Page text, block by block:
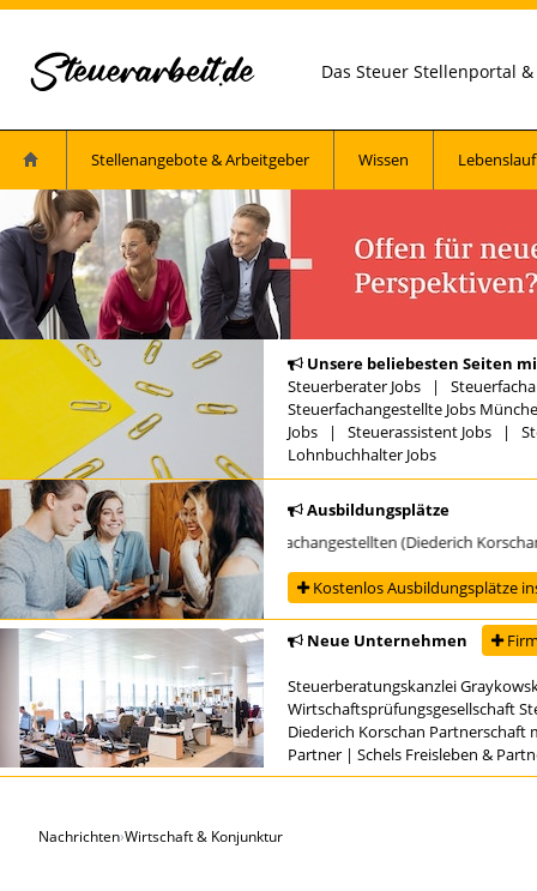
Das Steuer Stellenportal
Stellenangebote & Arbeitgeber Wissen Lebenslauf
Unsere beliebesten Seiten
Steuerberater Jobs |
Steuerfachangestellte Jobs
Jobs | Steuerassistent Jobs |
Lohnbuchhalter Jobs
Ausbildungsplätze
Ausbildung zur/zum Steuerfachangestellten (Diederich Korschan
Kostenlos Ausbildungsplätze
Neue Unternehmen
Steuerberatungskanzlei
Wirtschaftsprüfungsgesellschaft
Diederich Korschan Partnerschaft
Partner | Schels Freisleben &
Nachrichten›Wirtschaft & Konjunktur